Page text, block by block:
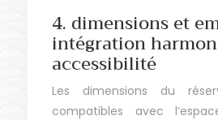
4. dimensions et
intégration
accessibilité
Les dimensions du
compatibles avec